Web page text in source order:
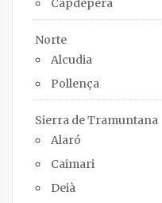
Capdepera
Norte
Alcudia
Pollença
Sierra de Tramuntana
Alaró
Caimari
Deià